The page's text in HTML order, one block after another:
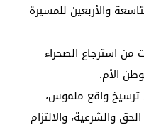
والأربعين للمسيرة
استرجاع الصحراء
الأم.
ترسيخ واقع ملموس،
والشرعية، والالتزام